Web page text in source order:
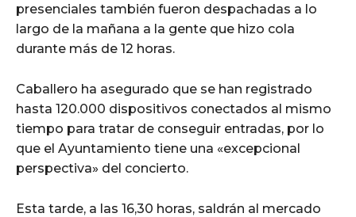
presenciales también fueron despachadas a lo
largo de la mañana a la gente que hizo cola
durante más de 12 horas.
Caballero ha asegurado que se han registrado
hasta 120.000 dispositivos conectados al mismo
tiempo para tratar de conseguir entradas, por lo
que el Ayuntamiento tiene una «excepcional
perspectiva» del concierto.
Esta tarde, a las 16,30 horas, saldrán al mercado